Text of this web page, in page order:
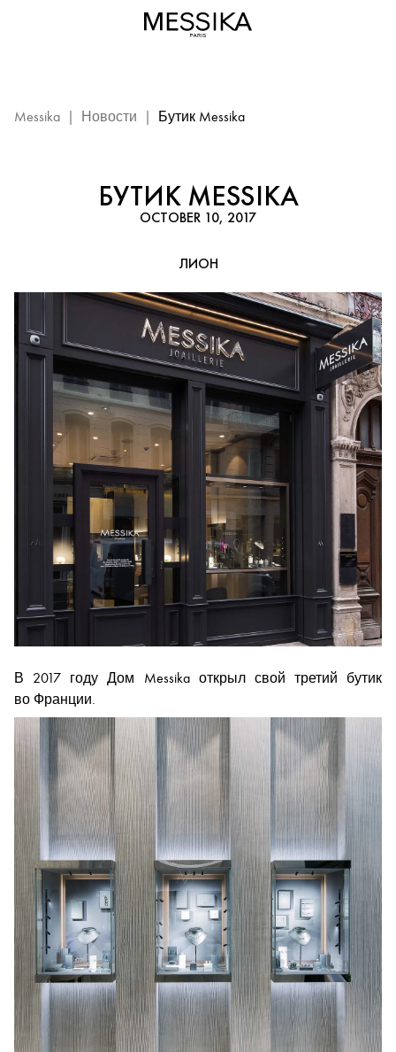
Messika
Messika | Новости | Бутик Messika
БУТИК MESSIKA
OCTOBER 10, 2017
ЛИОН
В 2017 году Дом Messika открыл свой третий бутик
во Франции.